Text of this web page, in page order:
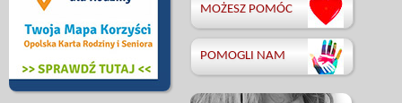
MOŻESZ POMÓC
POMOGLI NAM